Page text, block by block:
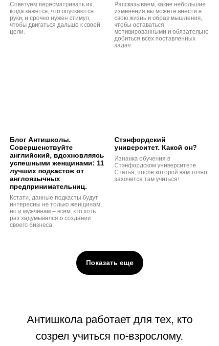
Советуем пересматривать их,
когда кажется, что опускаются
руки, и срочно нужен стимул,
чтобы двигаться дальше к своей
цели.
Рассказываем, какие небольшие
изменения вы можете внести в
свою жизнь и образ мышления,
чтобы оставаться
мотивированными и обязательно
добиться всех поставленных
задач.
Блог Антишколы.
Совершенствуйте
английский, вдохновляясь
успешными женщинами: 11
лучших подкастов от
англоязычных
предпринимательниц.
Кстати, данные подкасты будут
интересны не только женщинам,
но и мужчинам – всем, кто хоть
раз задумывался о создании
своего бизнеса.
Стэнфордский
университет. Какой он?
Изнанка обучения в
Стэнфордском университете.
Статья, после которой вам точно
захочется там учиться!
Показать еще
Антишкола работает для тех, кто
созрел учиться по-взрослому.